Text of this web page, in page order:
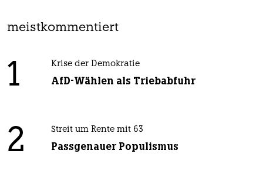
meistkommentiert
1 Krise der Demokratie
AfD-Wählen als Triebabfuhr
2 Streit um Rente mit 63
Passgenauer Populismus